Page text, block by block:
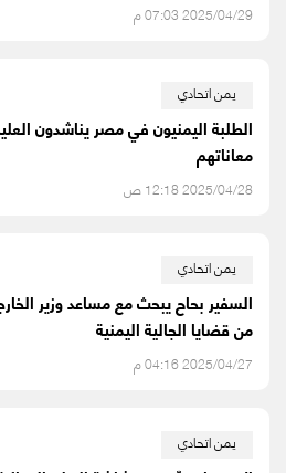
2025/04/29 07:03 م
يمن اتحادي
الطلبة اليمنيون في مصر يناشدون
معاناتهم
2025/04/28 12:18 ص
يمن اتحادي
السفير بحاح يبحث مع مساعد وزير
من قضايا الجالية اليمنية
2025/04/27 04:16 م
يمن اتحادي